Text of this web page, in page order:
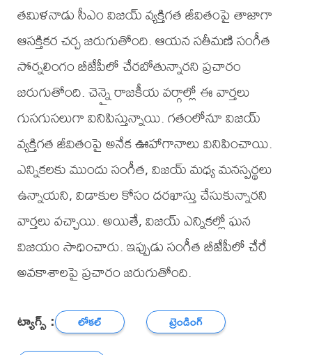
తమిళనాడు సీఎం విజయ్ వ్యక్తిగత జీవితంపై తాజాగా
ఆసక్తికర చర్చ జరుగుతోంది. ఆయన సతీమణి సంగీత
సోర్నలింగం బీజేపీలో చేరబోతున్నారని ప్రచారం
జరుగుతోంది. చెన్నై రాజకీయ వర్గాల్లో ఈ వార్తలు
గుసగుసలుగా వినిపిస్తున్నాయి. గతంలోనూ విజయ్
వ్యక్తిగత జీవితంపై అనేక ఊహాగానాలు వినిపించాయి.
ఎన్నికలకు ముందు సంగీత, విజయ్ మధ్య మనస్పర్థలు
ఉన్నాయని, విడాకుల కోసం దరఖాస్తు చేసుకున్నారని
వార్తలు వచ్చాయి. అయితే, విజయ్ ఎన్నికల్లో ఘన
విజయం సాధించారు. ఇప్పుడు సంగీత బీజేపీలో చేరే
అవకాశాలపై ప్రచారం జరుగుతోంది.
ట్యాగ్స్ : లోకల్
ట్రెండింగ్